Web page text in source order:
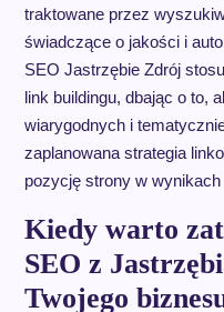
traktowane przez
świadczące o jakości i
SEO Jastrzębie Zdrój
link buildingu, dbając o to,
wiarygodnych i
zaplanowana strategia
pozycję strony w
Kiedy warto
SEO z
Twojego